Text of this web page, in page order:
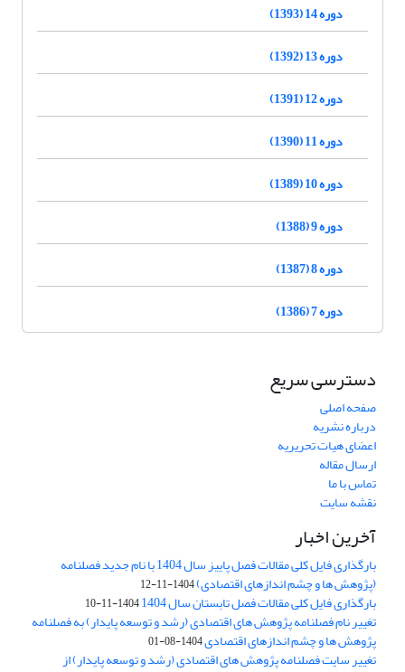
دوره 14 (1393)
دوره 13 (1392)
دوره 12 (1391)
دوره 11 (1390)
دوره 10 (1389)
دوره 9 (1388)
دوره 8 (1387)
دوره 7 (1386)
دسترسی سریع
صفحه اصلی
درباره نشریه
اعضای هیات تحریریه
ارسال مقاله
تماس با ما
نقشه سایت
آخرین اخبار
بارگذاری فایل کلی مقالات فصل پاییز سال 1404 با نام جدید فصلنامه
(پژوهش ها و چشم اندازهای اقتصادی)1404-11-12
بارگذاری فایل کلی مقالات فصل تابستان سال 1404 1404-11-10
تغییر نام فصلنامه پژوهش های اقتصادی (رشد و توسعه پایدار) به فصلنامه
پژوهش ها و چشم اندازهای اقتصادی1404-08-01
تغییر سایت فصلنامه پژوهش های اقتصادی (رشد و توسعه پایدار) از